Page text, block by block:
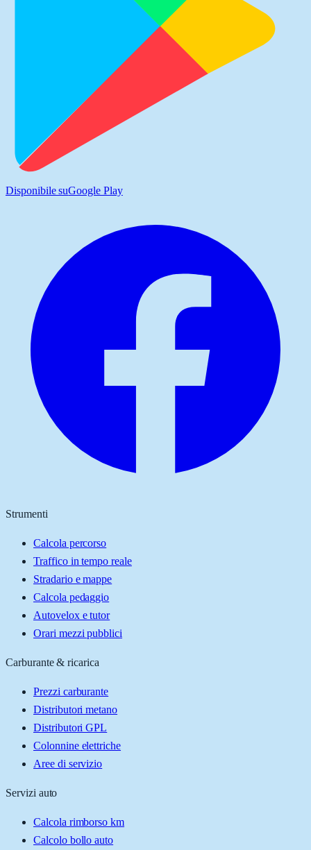
Disponibile suGoogle Play
Strumenti
Calcola percorso
Traffico in tempo reale
Stradario e mappe
Calcola pedaggio
Autovelox e tutor
Orari mezzi pubblici
Carburante & ricarica
Prezzi carburante
Distributori metano
Distributori GPL
Colonnine elettriche
Aree di servizio
Servizi auto
Calcola rimborso km
Calcolo bollo auto